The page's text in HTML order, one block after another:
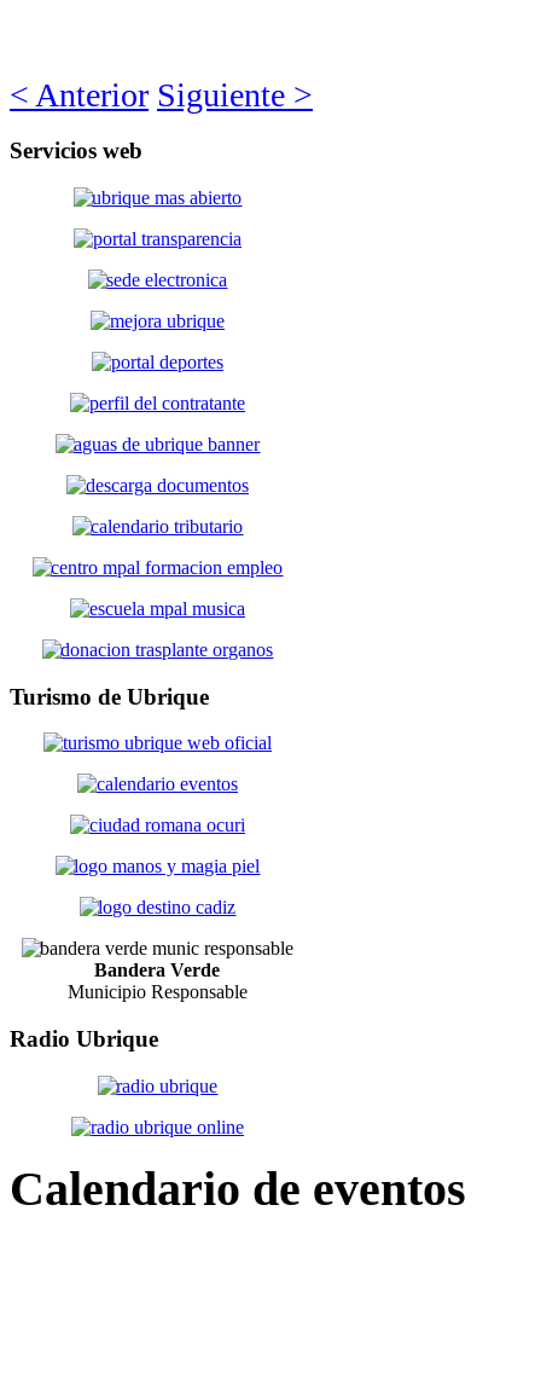
< Anterior Siguiente >
Servicios web
Turismo de Ubrique
Bandera Verde
Municipio Responsable
Radio Ubrique
Calendario de eventos